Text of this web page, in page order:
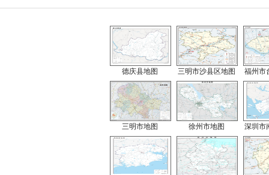
德庆县地图 三明市沙县区地图 福州市
三明市地图 徐州市地图 深圳市